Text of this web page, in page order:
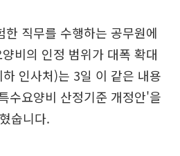
한 직무를 수행하는 공무원에
비의 인정 범위가 대폭 확대
인사처)는 3일 이 같은 내용
수요양비 산정기준 개정안'을
숩니다.